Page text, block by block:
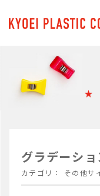
グラデーシ
カテゴリ： その他サ